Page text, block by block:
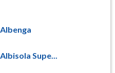
Albenga
Albisola Supe...